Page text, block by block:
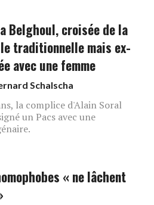
Belghoul, croisée de la
traditionnelle mais ex-
avec une femme
Schalscha
la complice d'Alain Soral
un Pacs avec une
« ne lâchent